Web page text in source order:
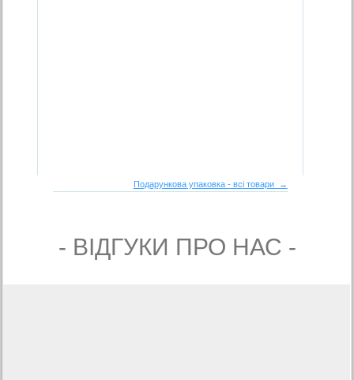
Подарункова упаковка - всі товари →
- ВIДГУКИ ПРО НАС -